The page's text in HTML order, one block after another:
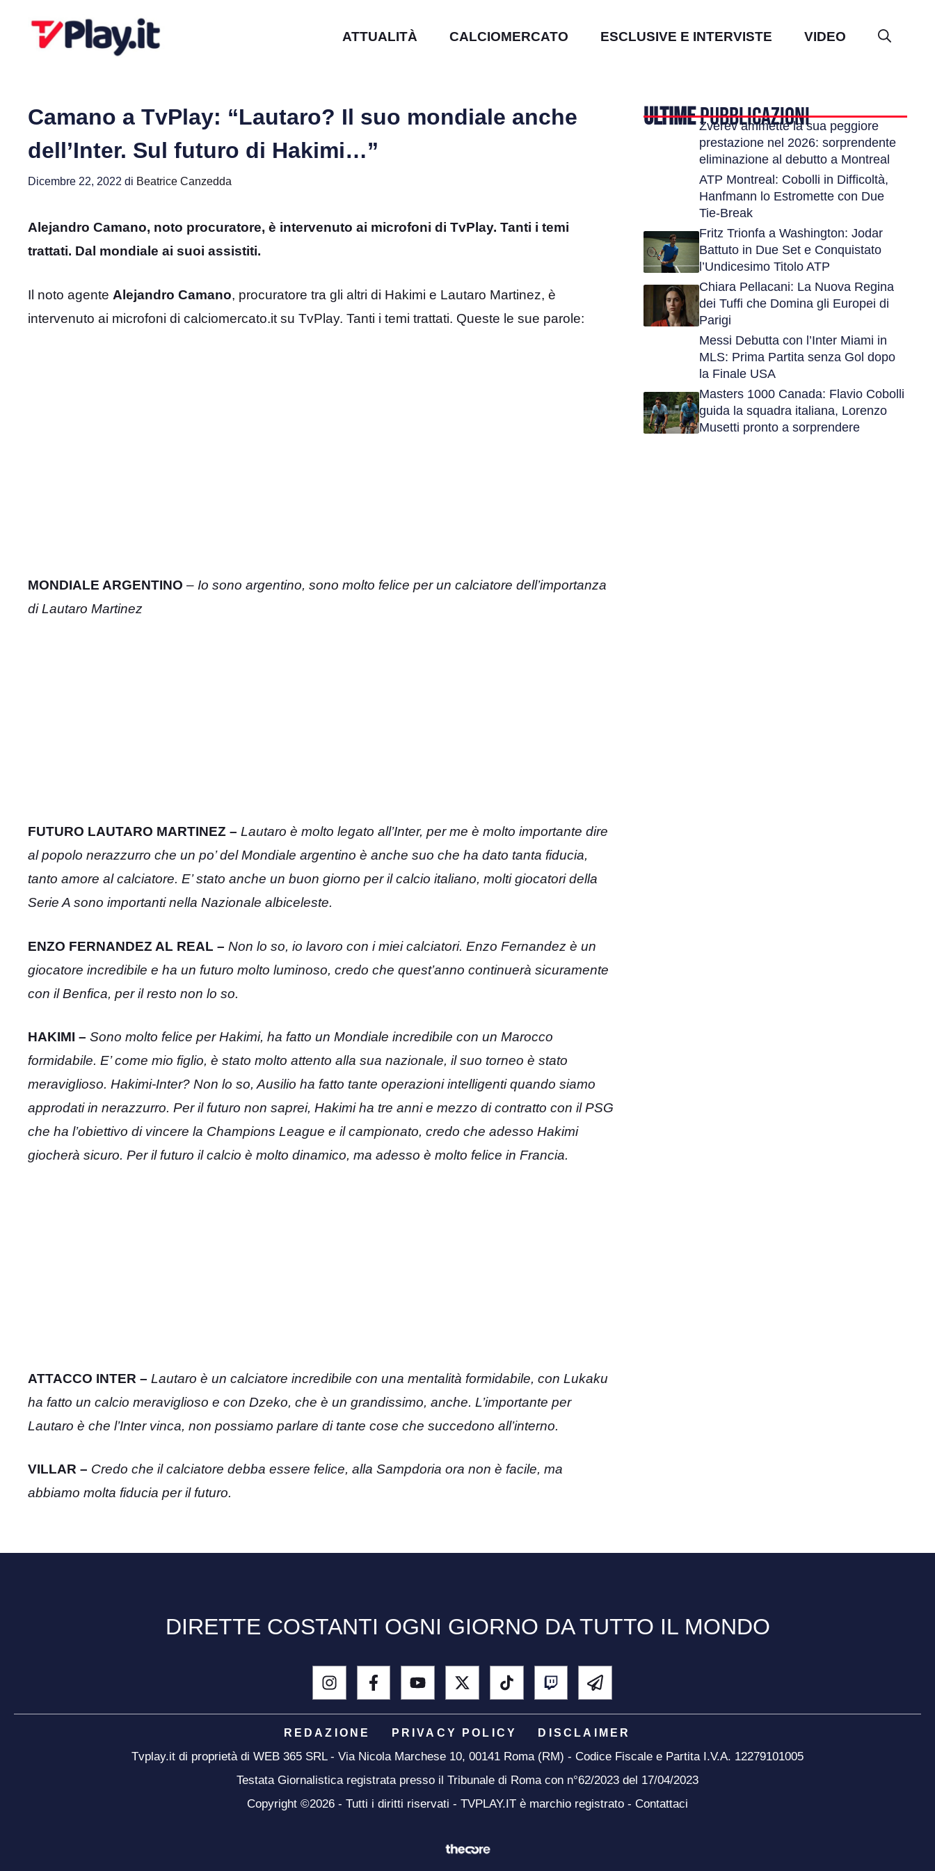
ATTUALITÀ CALCIOMERCATO ESCLUSIVE E INTERVISTE VIDEO
Camano a TvPlay: “Lautaro? Il suo mondiale anche
dell’Inter. Sul futuro di Hakimi…”
Dicembre 22, 2022 di Beatrice Canzedda
Alejandro Camano, noto procuratore, è intervenuto ai microfoni di TvPlay. Tanti i temi
trattati. Dal mondiale ai suoi assistiti.
Il noto agente Alejandro Camano, procuratore tra gli altri di Hakimi e Lautaro Martinez, è
intervenuto ai microfoni di calciomercato.it su TvPlay. Tanti i temi trattati. Queste le sue parole:
MONDIALE ARGENTINO – Io sono argentino, sono molto felice per un calciatore dell’importanza
di Lautaro Martinez
FUTURO LAUTARO MARTINEZ – Lautaro è molto legato all’Inter, per me è molto importante dire
al popolo nerazzurro che un po’ del Mondiale argentino è anche suo che ha dato tanta fiducia,
tanto amore al calciatore. E’ stato anche un buon giorno per il calcio italiano, molti giocatori della
Serie A sono importanti nella Nazionale albiceleste.
ENZO FERNANDEZ AL REAL – Non lo so, io lavoro con i miei calciatori. Enzo Fernandez è un
giocatore incredibile e ha un futuro molto luminoso, credo che quest’anno continuerà sicuramente
con il Benfica, per il resto non lo so.
HAKIMI – Sono molto felice per Hakimi, ha fatto un Mondiale incredibile con un Marocco
formidabile. E’ come mio figlio, è stato molto attento alla sua nazionale, il suo torneo è stato
meraviglioso. Hakimi-Inter? Non lo so, Ausilio ha fatto tante operazioni intelligenti quando siamo
approdati in nerazzurro. Per il futuro non saprei, Hakimi ha tre anni e mezzo di contratto con il PSG
che ha l’obiettivo di vincere la Champions League e il campionato, credo che adesso Hakimi
giocherà sicuro. Per il futuro il calcio è molto dinamico, ma adesso è molto felice in Francia.
ATTACCO INTER – Lautaro è un calciatore incredibile con una mentalità formidabile, con Lukaku
ha fatto un calcio meraviglioso e con Dzeko, che è un grandissimo, anche. L’importante per
Lautaro è che l’Inter vinca, non possiamo parlare di tante cose che succedono all’interno.
VILLAR – Credo che il calciatore debba essere felice, alla Sampdoria ora non è facile, ma
abbiamo molta fiducia per il futuro.
ULTIMEPUBBLICAZIONI
Zverev ammette la sua peggiore
prestazione nel 2026: sorprendente
eliminazione al debutto a Montreal
ATP Montreal: Cobolli in Difficoltà,
Hanfmann lo Estromette con Due
Tie-Break
Fritz Trionfa a Washington: Jodar
Battuto in Due Set e Conquistato
l’Undicesimo Titolo ATP
Chiara Pellacani: La Nuova Regina
dei Tuffi che Domina gli Europei di
Parigi
Messi Debutta con l’Inter Miami in
MLS: Prima Partita senza Gol dopo
la Finale USA
Masters 1000 Canada: Flavio Cobolli
guida la squadra italiana, Lorenzo
Musetti pronto a sorprendere
DIRETTE COSTANTI OGNI GIORNO DA TUTTO IL MONDO
REDAZIONE PRIVACY POLICY DISCLAIMER
Tvplay.it di proprietà di WEB 365 SRL - Via Nicola Marchese 10, 00141 Roma (RM) - Codice Fiscale e Partita I.V.A. 12279101005
Testata Giornalistica registrata presso il Tribunale di Roma con n°62/2023 del 17/04/2023
Copyright ©2026 - Tutti i diritti riservati - TVPLAY.IT è marchio registrato - Contattaci